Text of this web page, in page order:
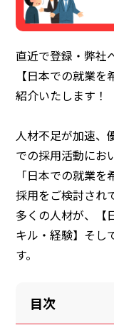
直近で登録・弊社
【日本での就業
紹介いたします！
人材不足が加速、
での採用活動にお
「日本での就業
採用をご検討され
多くの人材が、【
キル・経験】そし
す。
目次